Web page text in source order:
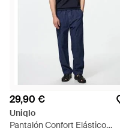
29,90 €
Uniqlo
Pantalón Confort Elástico